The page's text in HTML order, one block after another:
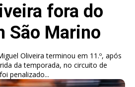
fora do
São Marino
Oliveira terminou em 11.º, após
da temporada, no circuito de
penalizado...